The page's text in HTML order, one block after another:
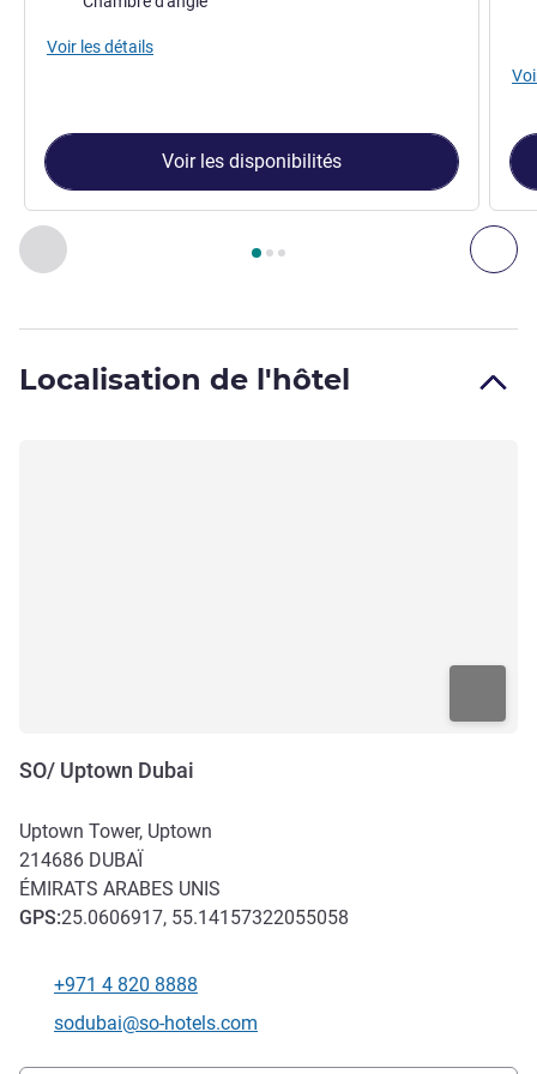
Précédent - Chambre
Page , Chambre 1 : Chambre Collection , Chambre 2
Voir les détails
Voir les disponibilités
Localisation de l'hôtel
SO/ Uptown Dubai
Uptown Tower, Uptown
214686 DUBAÏ
ÉMIRATS ARABES UNIS
GPS:25.0606917, 55.14157322055058
Téléphone
+971 4 820 8888
Email de contact
sodubai@so-hotels.com